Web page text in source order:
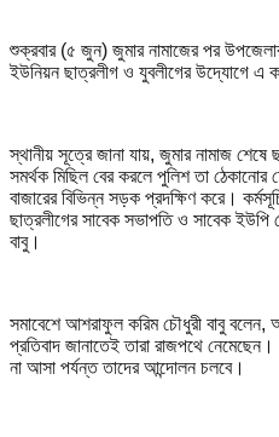
শুক্রবার (৫ জুন) জুমার নামাজের পর
ইউনিয়ন ছাত্রলীগ ও যুবলীগের উদ্যোগে এ
স্থানীয় সূত্রে জানা যায়, জুমার নামাজ শেষে
সমর্থক মিছিল বের করলে পুলিশ তা ঠেকানোর
বাজারের বিভিন্ন সড়ক প্রদক্ষিণ করে।
ছাত্রলীগের সাবেক সভাপতি ও সাবেক ইউপি
বাবু।
সমাবেশে আশরাফুল করিম চৌধুরী বাবু বলেন,
প্রতিবাদ জানাতেই তারা রাজপথে নেমেছেন।
না আসা পর্যন্ত তাদের আন্দোলন চলবে।